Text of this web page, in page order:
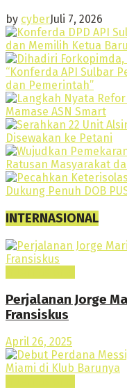
by cyberJuli 7, 2026
INTERNASIONAL
Perjalanan Jorge
Fransiskus
April 26, 2025